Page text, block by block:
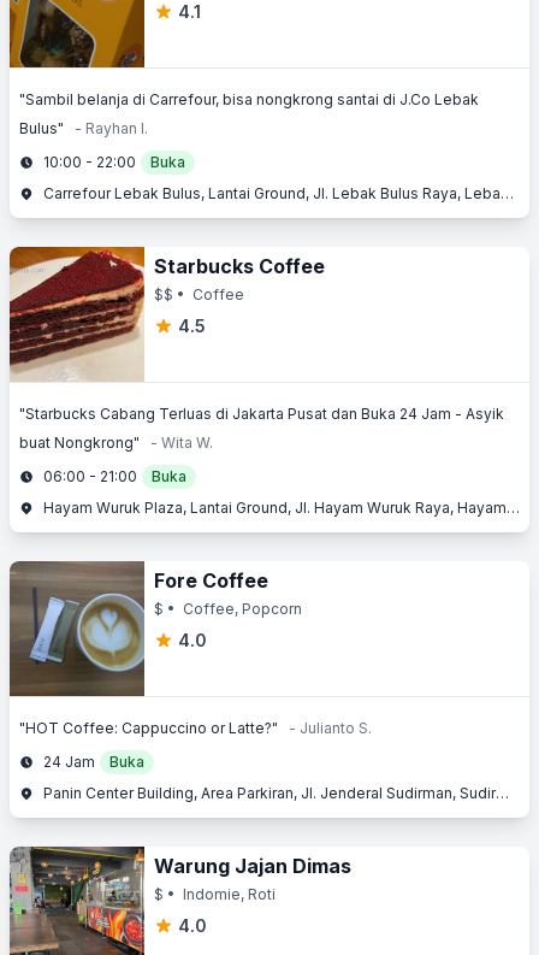
4.1
"Sambil belanja di Carrefour, bisa nongkrong santai di J.Co Lebak
Bulus"
- Rayhan I.
10:00 - 22:00
Buka
Carrefour Lebak Bulus, Lantai Ground, Jl. Lebak Bulus Raya, Lebak Bulus, Jakarta Selatan, Jakarta
Starbucks Coffee
$$ • Coffee
4.5
"Starbucks Cabang Terluas di Jakarta Pusat dan Buka 24 Jam - Asyik
buat Nongkrong"
- Wita W.
06:00 - 21:00
Buka
Hayam Wuruk Plaza, Lantai Ground, Jl. Hayam Wuruk Raya, Hayam Wuruk, Jakarta Barat, Jakarta
Fore Coffee
$ • Coffee, Popcorn
4.0
"HOT Coffee: Cappuccino or Latte?"
- Julianto S.
24 Jam
Buka
Panin Center Building, Area Parkiran, Jl. Jenderal Sudirman, Sudirman, Jakarta Pusat, Jakarta
Warung Jajan Dimas
$ • Indomie, Roti
4.0